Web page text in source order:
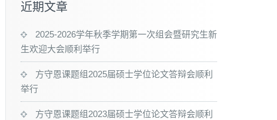
近期文章
2025-2026学年秋季学期第一次组会暨研究生新
生欢迎大会顺利举行
方守恩课题组2025届硕士学位论文答辩会顺利
举行
方守恩课题组2023届硕士学位论文答辩会顺利